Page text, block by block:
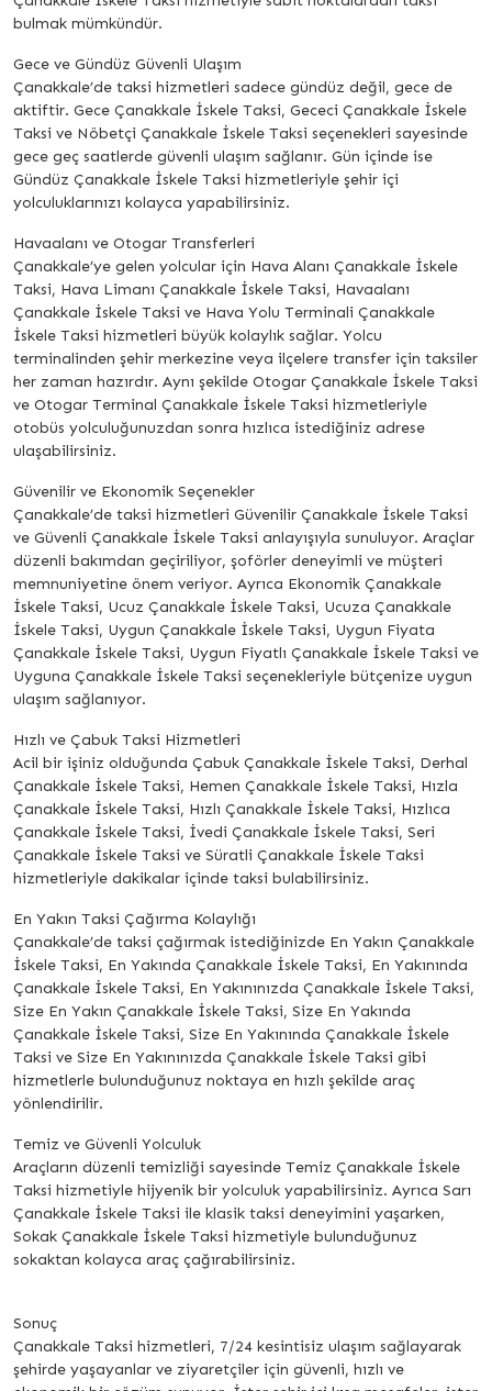
bulmak mümkündür.
Gece ve Gündüz Güvenli Ulaşım
Çanakkale’de taksi hizmetleri sadece gündüz değil, gece de
aktiftir. Gece Çanakkale İskele Taksi, Gececi Çanakkale İskele
Taksi ve Nöbetçi Çanakkale İskele Taksi seçenekleri sayesinde
gece geç saatlerde güvenli ulaşım sağlanır. Gün içinde ise
Gündüz Çanakkale İskele Taksi hizmetleriyle şehir içi
yolculuklarınızı kolayca yapabilirsiniz.
Havaalanı ve Otogar Transferleri
Çanakkale’ye gelen yolcular için Hava Alanı Çanakkale İskele
Taksi, Hava Limanı Çanakkale İskele Taksi, Havaalanı
Çanakkale İskele Taksi ve Hava Yolu Terminali Çanakkale
İskele Taksi hizmetleri büyük kolaylık sağlar. Yolcu
terminalinden şehir merkezine veya ilçelere transfer için taksiler
her zaman hazırdır. Aynı şekilde Otogar Çanakkale İskele Taksi
ve Otogar Terminal Çanakkale İskele Taksi hizmetleriyle
otobüs yolculuğunuzdan sonra hızlıca istediğiniz adrese
ulaşabilirsiniz.
Güvenilir ve Ekonomik Seçenekler
Çanakkale’de taksi hizmetleri Güvenilir Çanakkale İskele Taksi
ve Güvenli Çanakkale İskele Taksi anlayışıyla sunuluyor. Araçlar
düzenli bakımdan geçiriliyor, şoförler deneyimli ve müşteri
memnuniyetine önem veriyor. Ayrıca Ekonomik Çanakkale
İskele Taksi, Ucuz Çanakkale İskele Taksi, Ucuza Çanakkale
İskele Taksi, Uygun Çanakkale İskele Taksi, Uygun Fiyata
Çanakkale İskele Taksi, Uygun Fiyatlı Çanakkale İskele Taksi ve
Uyguna Çanakkale İskele Taksi seçenekleriyle bütçenize uygun
ulaşım sağlanıyor.
Hızlı ve Çabuk Taksi Hizmetleri
Acil bir işiniz olduğunda Çabuk Çanakkale İskele Taksi, Derhal
Çanakkale İskele Taksi, Hemen Çanakkale İskele Taksi, Hızla
Çanakkale İskele Taksi, Hızlı Çanakkale İskele Taksi, Hızlıca
Çanakkale İskele Taksi, İvedi Çanakkale İskele Taksi, Seri
Çanakkale İskele Taksi ve Süratli Çanakkale İskele Taksi
hizmetleriyle dakikalar içinde taksi bulabilirsiniz.
En Yakın Taksi Çağırma Kolaylığı
Çanakkale’de taksi çağırmak istediğinizde En Yakın Çanakkale
İskele Taksi, En Yakında Çanakkale İskele Taksi, En Yakınında
Çanakkale İskele Taksi, En Yakınınızda Çanakkale İskele Taksi,
Size En Yakın Çanakkale İskele Taksi, Size En Yakında
Çanakkale İskele Taksi, Size En Yakınında Çanakkale İskele
Taksi ve Size En Yakınınızda Çanakkale İskele Taksi gibi
hizmetlerle bulunduğunuz noktaya en hızlı şekilde araç
yönlendirilir.
Temiz ve Güvenli Yolculuk
Araçların düzenli temizliği sayesinde Temiz Çanakkale İskele
Taksi hizmetiyle hijyenik bir yolculuk yapabilirsiniz. Ayrıca Sarı
Çanakkale İskele Taksi ile klasik taksi deneyimini yaşarken,
Sokak Çanakkale İskele Taksi hizmetiyle bulunduğunuz
sokaktan kolayca araç çağırabilirsiniz.
Sonuç
Çanakkale Taksi hizmetleri, 7/24 kesintisiz ulaşım sağlayarak
şehirde yaşayanlar ve ziyaretçiler için güvenli, hızlı ve